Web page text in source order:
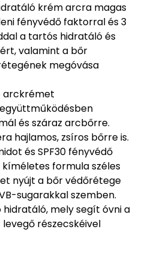
krém arcra magas
fényvédő faktorral és 3
a tartós hidratáló és
valamint a bőr
megóvása
arckrémet
és száraz arcbőrre.
hajlamos, zsíros bőrre is.
és SPF30 fényvédő
formula széles
nyújt a bőr védőrétege
sugarakkal szemben.
mely segít óvni a
részecskéivel